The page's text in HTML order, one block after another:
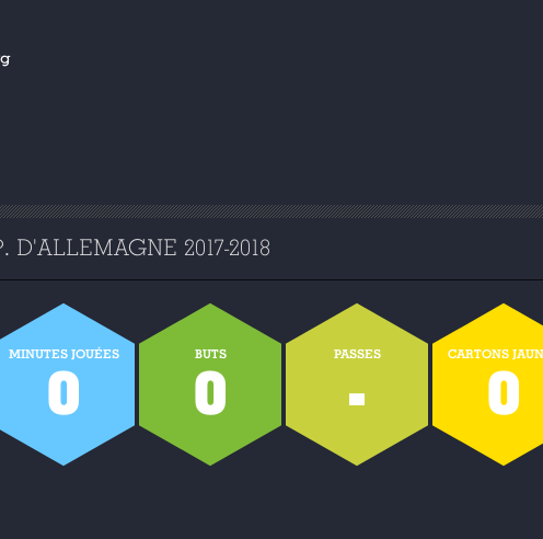
D'ALLEMAGNE 2017-2018
MINUTES JOUÉES
0
BUTS
0
PASSES
-
CARTONS
0